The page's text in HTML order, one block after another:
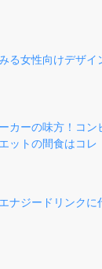
る女性向けデザイ
カーの味方！コン
ットの間食はコレ
ナジードリンクに